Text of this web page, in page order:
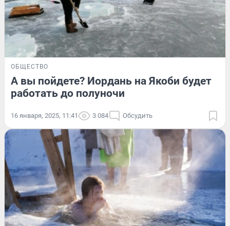
ОБЩЕСТВО
А вы пойдете? Иордань на Якоби будет
работать до полуночи
16 января, 2025, 11:41 3 084 Обсудить